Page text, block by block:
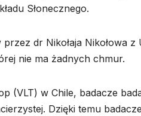
Słonecznego.
dr Nikołaja Nikołowa
nie ma żadnych chmur.
(VLT) w Chile, badacze
Dzięki temu